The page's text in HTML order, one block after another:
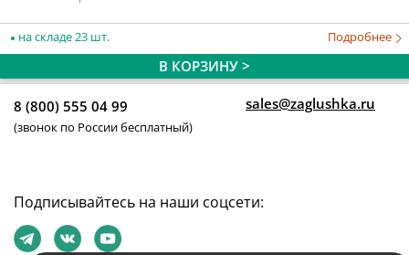
на складе 23 шт. Подробнее
В КОРЗИНУ >
8 (800) 555 04 99
(звонок по России бесплатный)
sales@zaglushka.ru
Подписывайтесь на наши соцсети: